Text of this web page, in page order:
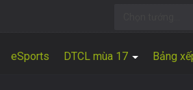
eSports DTCL mùa 17 Bảng